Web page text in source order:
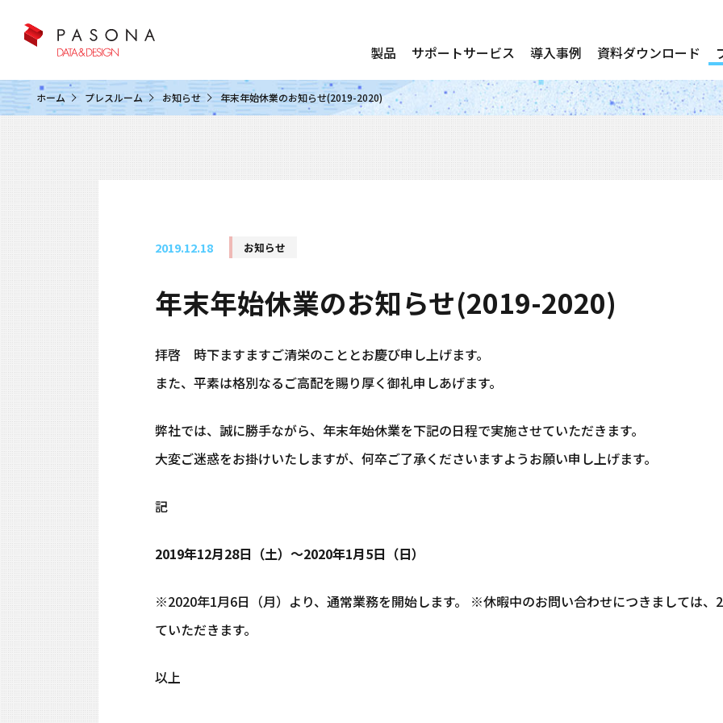
製品 サポートサービス 導入事例 資料ダウンロード
ホーム プレスルーム お知らせ 年末年始休業のお知らせ(2019-2020)
2019.12.18 お知らせ
年末年始休業のお知らせ(2019-2020)
拝啓 時下ますますご清栄のこととお慶び申し上げます。
また、平素は格別なるご高配を賜り厚く御礼申しあげます。
弊社では、誠に勝手ながら、年末年始休業を下記の日程で実施させていただきます。
大変ご迷惑をお掛けいたしますが、何卒ご了承くださいますようお願い申し上げます。
記
2019年12月28日（土）～2020年1月5日（日）
※2020年1月6日（月）より、通常業務を開始します。 ※休暇中のお問い合わせにつきましては、
ていただきます。
以上